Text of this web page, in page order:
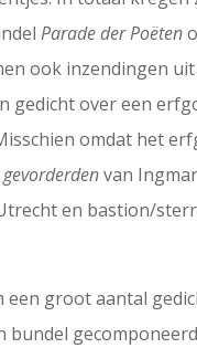
Parade der Poëten
ook inzendingen
gedicht over een
omdat het
van
en bastion/
een groot aantal
bundel